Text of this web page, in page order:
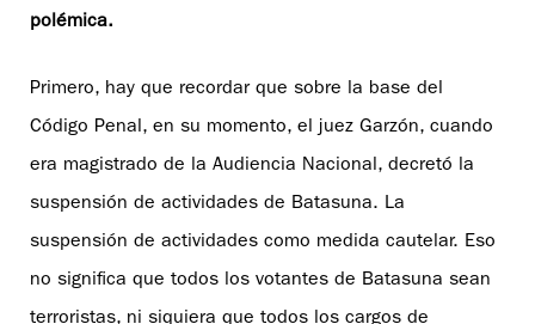
polémica.
Primero, hay que recordar que sobre la base del
Código Penal, en su momento, el juez Garzón, cuando
era magistrado de la Audiencia Nacional, decretó la
suspensión de actividades de Batasuna. La
suspensión de actividades como medida cautelar. Eso
no significa que todos los votantes de Batasuna sean
terroristas, ni siquiera que todos los cargos de